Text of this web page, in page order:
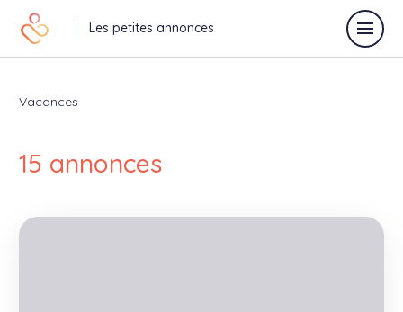
Les petites annonces
Vacances
15 annonces